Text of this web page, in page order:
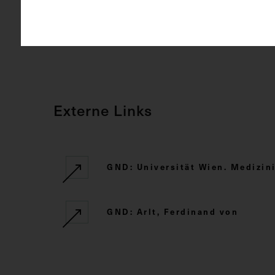
Externe Links
GND: Universität Wien.
GND: Arlt, Ferdinand von